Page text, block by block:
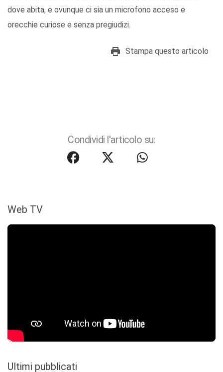
dove abita, e ovunque ci sia un microfono acceso e
orecchie curiose e senza pregiudizi.
Stampa questo articolo
Condividi l'articolo su:
Web TV
Ultimi pubblicati